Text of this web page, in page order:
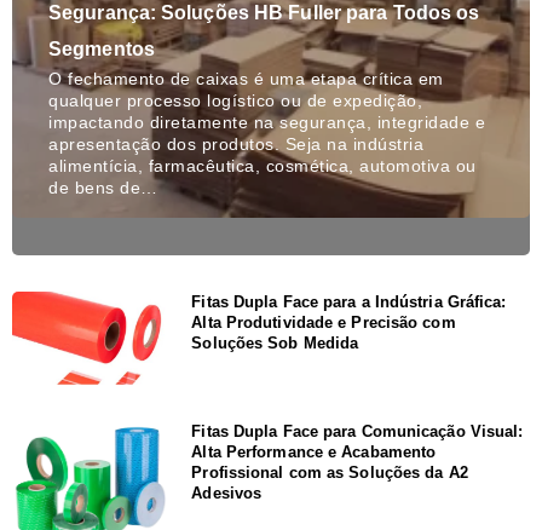
Segurança: Soluções HB Fuller para Todos os
Segmentos
O fechamento de caixas é uma etapa crítica em
qualquer processo logístico ou de expedição,
impactando diretamente na segurança, integridade e
apresentação dos produtos. Seja na indústria
alimentícia, farmacêutica, cosmética, automotiva ou
de bens de…
Fitas Dupla Face para a Indústria Gráfica:
Alta Produtividade e Precisão com
Soluções Sob Medida
Fitas Dupla Face para Comunicação Visual:
Alta Performance e Acabamento
Profissional com as Soluções da A2
Adesivos